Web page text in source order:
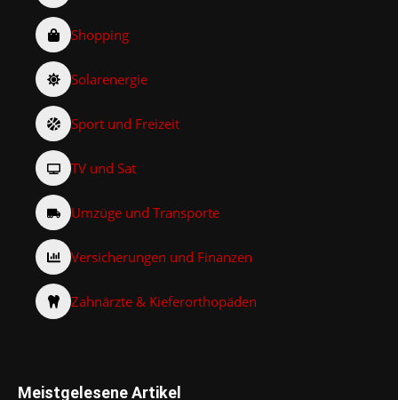
Shopping
Solarenergie
Sport und Freizeit
TV und Sat
Umzüge und Transporte
Versicherungen und Finanzen
Zahnärzte & Kieferorthopäden
Meistgelesene Artikel